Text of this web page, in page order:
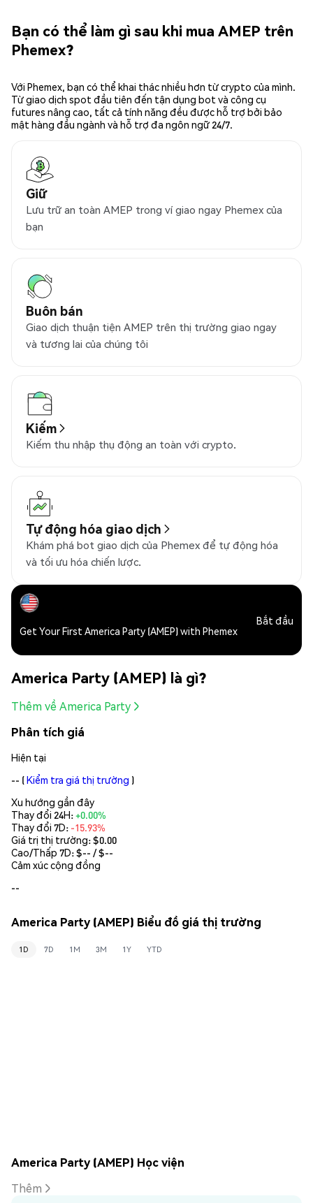
Bạn có thể làm gì sau khi mua AMEP trên
Phemex?
Với Phemex, bạn có thể khai thác nhiều hơn từ crypto của mình.
Từ giao dịch spot đầu tiên đến tận dụng bot và công cụ
futures nâng cao, tất cả tính năng đều được hỗ trợ bởi bảo
mật hàng đầu ngành và hỗ trợ đa ngôn ngữ 24/7.
Giữ
Lưu trữ an toàn AMEP trong ví giao ngay Phemex của
bạn
Buôn bán
Giao dịch thuận tiện AMEP trên thị trường giao ngay
và tương lai của chúng tôi
Kiếm
Kiếm thu nhập thụ động an toàn với crypto.
Tự động hóa giao dịch
Khám phá bot giao dịch của Phemex để tự động hóa
và tối ưu hóa chiến lược.
Get Your First America Party (AMEP) with Phemex
Bắt đầu
America Party (AMEP) là gì?
Thêm về America Party
Phân tích giá
Hiện tại
-- (Kiểm tra giá thị trường )
Xu hướng gần đây
Thay đổi 24H:+0.00%
Thay đổi 7D: -15.93%
Giá trị thị trường:$0.00
Cao/Thấp 7D: $-- / $--
Cảm xúc cộng đồng
--
America Party (AMEP) Biểu đồ giá thị trường
1D 7D 1M 3M 1Y YTD
America Party (AMEP) Học viện
Thêm